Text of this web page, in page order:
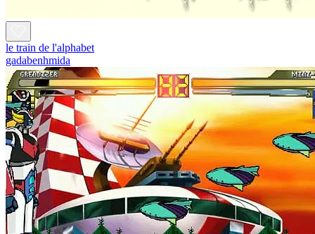
le train de l'alphabet
gadabenhmida